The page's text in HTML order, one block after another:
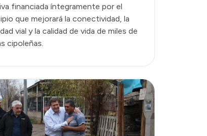
financiada íntegramente por el
que mejorará la conectividad, la
vial y la calidad de vida de miles de
cipoleñas.